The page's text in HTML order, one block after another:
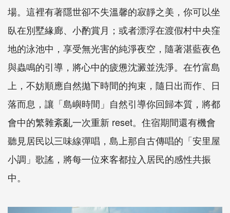
場。這裡有著隱世卻不失溫馨的寂靜之美，你可以坐
臥在別墅緣廊、小酌賞月；或者漂浮在渡假村中央窪
地的泳池中，享受無光害的純淨夜空，隨著湛藍夜色
與蟲鳴的引導，將心中的疲憊沈澱並洗淨。在竹富島
上，不妨順應自然拋下時間的拘束，隨日出而作、日
落而息，讓「島嶼時間」自然引導你回歸本質，將都
會中的繁雜紊亂一次重新 reset。住宿期間還有機會
聽見居民以三味線彈唱，島上那自古傳唱的「安里屋
小調」歌謠，將每一位來客都拉入居民的感性共振
中。